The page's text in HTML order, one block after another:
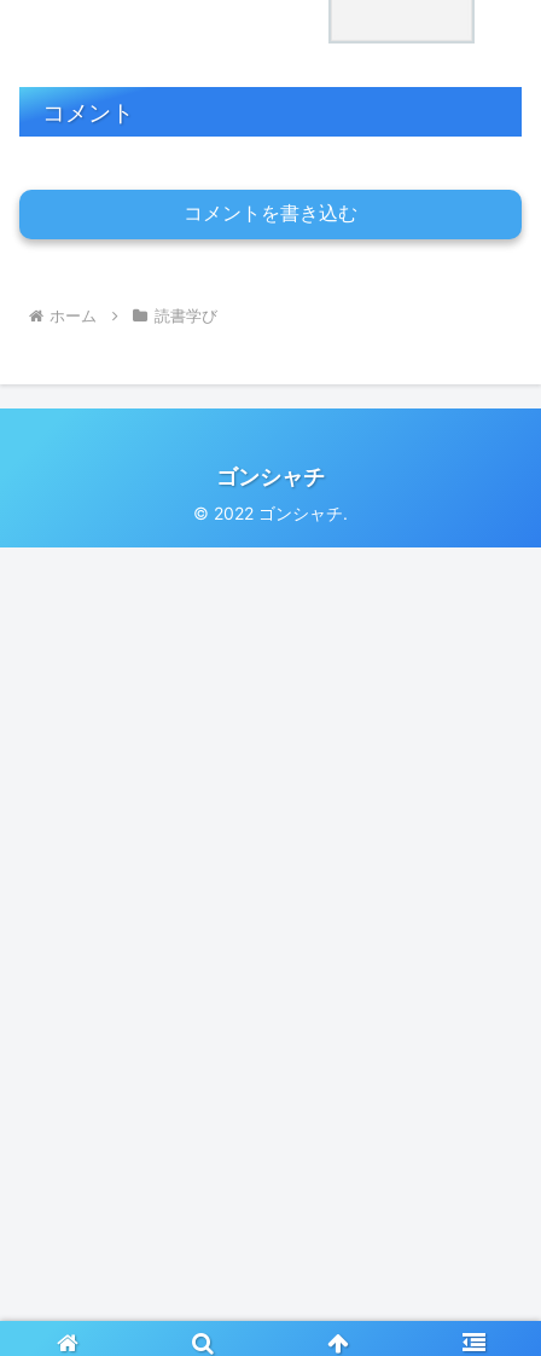
コメント
コメントを書き込む
ホーム 読書学び
ゴンシャチ
© 2022 ゴンシャチ.